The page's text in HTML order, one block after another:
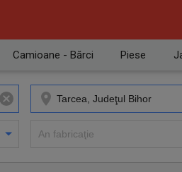
Camioane - Bărci Piese